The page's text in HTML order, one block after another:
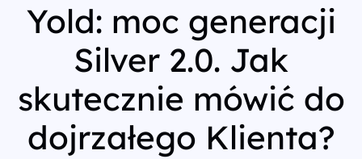
Yold: moc generacji
Silver 2.0. Jak
skutecznie mówić do
dojrzałego Klienta?